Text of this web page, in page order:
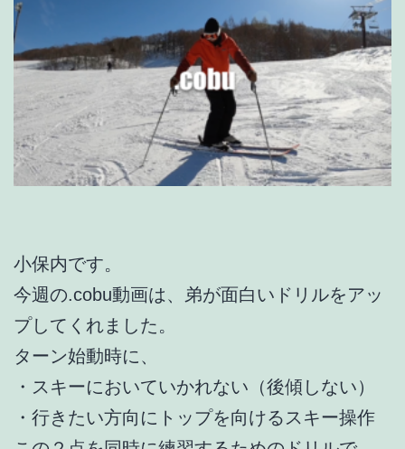
小保内です。
今週の.cobu動画は、弟が面白いドリルをアッ
プしてくれました。
ターン始動時に、
・スキーにおいていかれない（後傾しない）
・行きたい方向にトップを向けるスキー操作